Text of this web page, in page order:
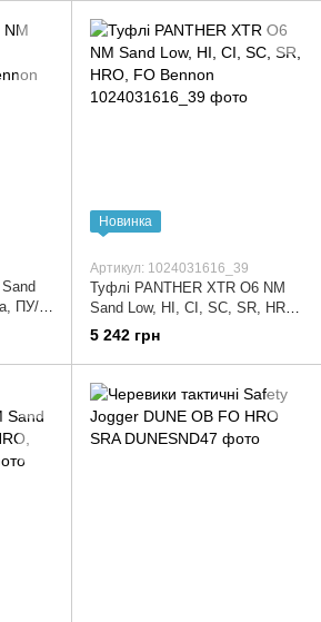
ПУ/
Новинка
Артикул: 1024031616_39
Туфлі PANTHER XTR O6 NM
Sand Low, HI, CI, SC, SR, HRO,
FO Bennon
5 242 грн